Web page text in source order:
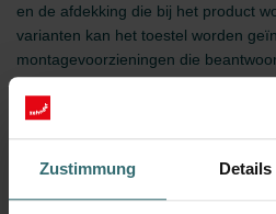
Zustimmung Details
en de afdekking die bij het product
varianten kan het toestel worden
montagevoorzieningen die
Bovendien is de ComfoSense C67
opbouw-behuizing voor montage
compatibel is met andere ComfoAir
ComfoSwitch C en de ComfoControl
compatibel met de Zehnder